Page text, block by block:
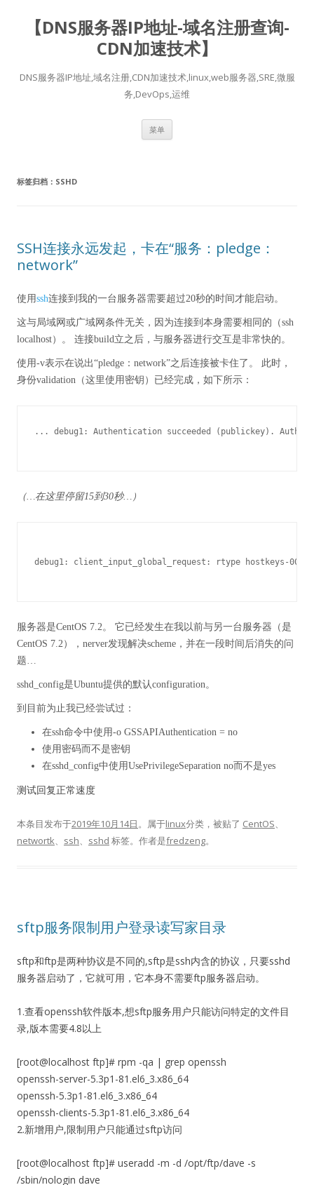
【DNS服务器IP地址-域名注册查询-
CDN加速技术】
DNS服务器IP地址,域名注册,CDN加速技术,linux,web服务器,SRE,微服
务,DevOps,运维
菜单
标签归档： SSHD
SSH连接永远发起，卡在“服务：pledge：
network”
使用ssh连接到我的一台服务器需要超过20秒的时间才能启动。
这与局域网或广域网条件无关，因为连接到本身需要相同的（ssh
localhost）。 连接build立之后，与服务器进行交互是非常快的。
使用-v表示在说出“pledge：network”之后连接被卡住了。 此时，
身份validation（这里使用密钥）已经完成，如下所示：
... debug1: Authentication succeeded (publickey).
（…在这里停留15到30秒…）
debug1: client_input_global_request: rtype hostkeys-
服务器是CentOS 7.2。 它已经发生在我以前与另一台服务器（是
CentOS 7.2），nerver发现解决scheme，并在一段时间后消失的问
题…
sshd_config是Ubuntu提供的默认configuration。
到目前为止我已经尝试过：
在ssh命令中使用-o GSSAPIAuthentication = no
使用密码而不是密钥
在sshd_config中使用UsePrivilegeSeparation no而不是yes
测试回复正常速度
本条目发布于2019年10月14日。属于linux分类，被贴了 CentOS、
networtk、 ssh、 sshd 标签。 作者是fredzeng。
sftp服务限制用户登录读写家目录
sftp和ftp是两种协议是不同的,sftp是ssh内含的协议，只要sshd
服务器启动了，它就可用，它本身不需要ftp服务器启动。
1.查看openssh软件版本,想sftp服务用户只能访问特定的文件目
录,版本需要4.8以上
[root@localhost ftp]# rpm -qa | grep openssh
openssh-server-5.3p1-81.el6_3.x86_64
openssh-5.3p1-81.el6_3.x86_64
openssh-clients-5.3p1-81.el6_3.x86_64
2.新增用户,限制用户只能通过sftp访问
[root@localhost ftp]# useradd -m -d /opt/ftp/dave -s
/sbin/nologin dave